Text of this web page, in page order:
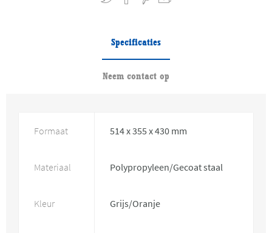
Specificaties
Neem contact op
Formaat 514 x 355 x 430 mm
Materiaal Polypropyleen/Gecoat staal
Kleur Grijs/Oranje